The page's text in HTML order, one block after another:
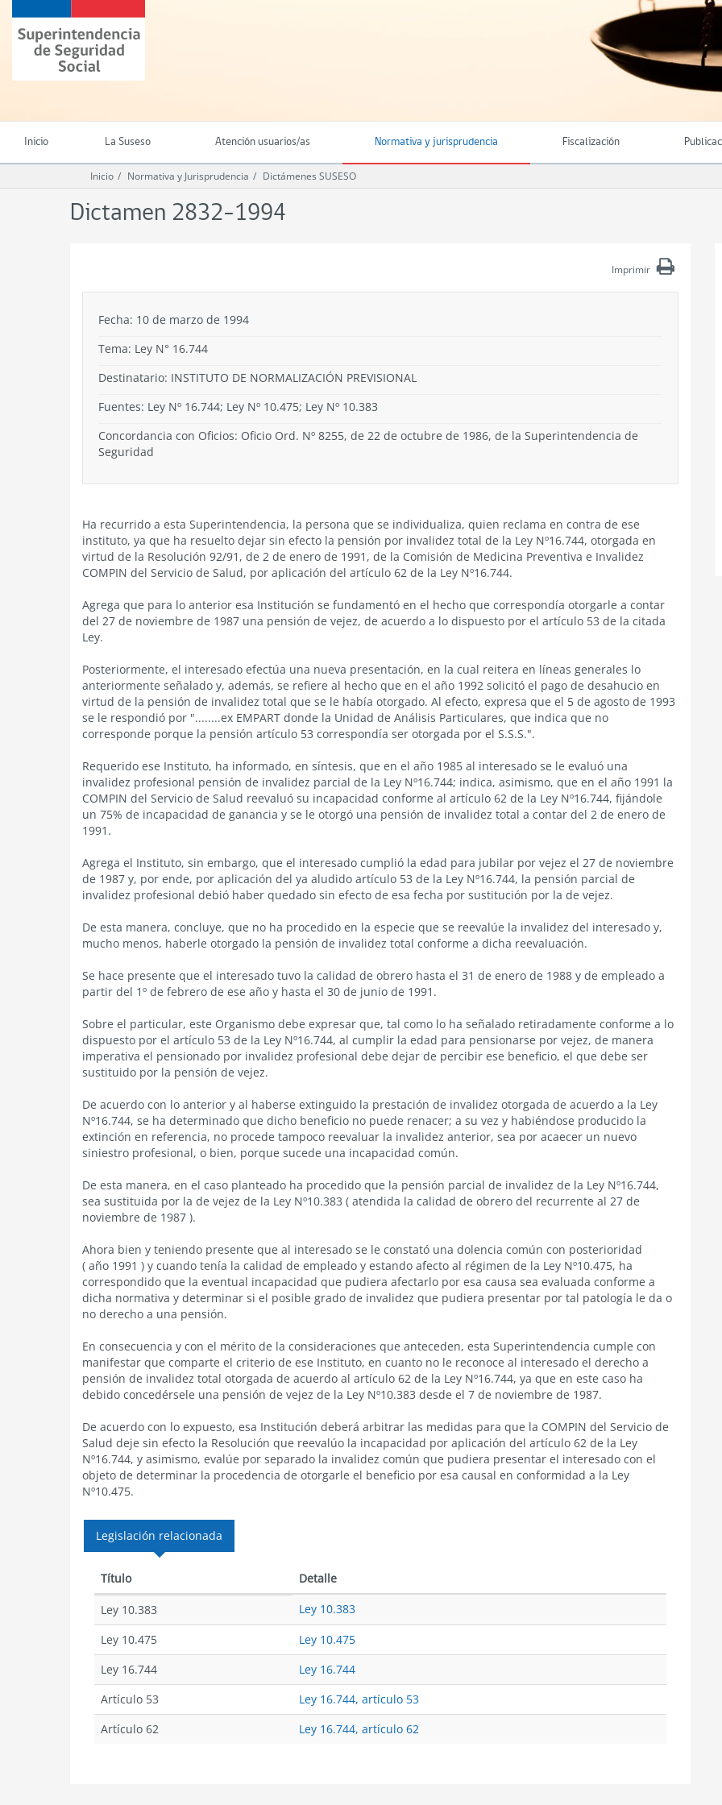
contenido
principal
Superintendencia
de
Seguridad
(SUSESO)
Chile
Inicio La Suseso Atención usuarios/as Normativa y jurisprudencia Fiscalización
Inicio Normativa y Jurisprudencia Dictámenes SUSESO
Dictamen 2832-1994
Imprimir
Fecha: 10 de marzo de 1994
Tema: Ley N° 16.744
Destinatario: INSTITUTO DE NORMALIZACIÓN PREVISIONAL
Fuentes: Ley Nº 16.744; Ley Nº 10.475; Ley Nº 10.383
Concordancia con Oficios: Oficio Ord. Nº 8255, de 22 de octubre de 1986, de la Superintendencia de
Seguridad
Ha recurrido a esta Superintendencia, la persona que se individualiza, quien reclama en contra de ese
instituto, ya que ha resuelto dejar sin efecto la pensión por invalidez total de la Ley Nº16.744, otorgada en
virtud de la Resolución 92/91, de 2 de enero de 1991, de la Comisión de Medicina Preventiva e Invalidez
COMPIN del Servicio de Salud, por aplicación del artículo 62 de la Ley Nº16.744.
Agrega que para lo anterior esa Institución se fundamentó en el hecho que correspondía otorgarle a contar
del 27 de noviembre de 1987 una pensión de vejez, de acuerdo a lo dispuesto por el artículo 53 de la citada
Ley.
Posteriormente, el interesado efectúa una nueva presentación, en la cual reitera en líneas generales lo
anteriormente señalado y, además, se refiere al hecho que en el año 1992 solicitó el pago de desahucio en
virtud de la pensión de invalidez total que se le había otorgado. Al efecto, expresa que el 5 de agosto de 1993
se le respondió por "........ex EMPART donde la Unidad de Análisis Particulares, que indica que no
corresponde porque la pensión artículo 53 correspondía ser otorgada por el S.S.S.".
Requerido ese Instituto, ha informado, en síntesis, que en el año 1985 al interesado se le evaluó una
invalidez profesional pensión de invalidez parcial de la Ley Nº16.744; indica, asimismo, que en el año 1991 la
COMPIN del Servicio de Salud reevaluó su incapacidad conforme al artículo 62 de la Ley Nº16.744, fijándole
un 75% de incapacidad de ganancia y se le otorgó una pensión de invalidez total a contar del 2 de enero de
1991.
Agrega el Instituto, sin embargo, que el interesado cumplió la edad para jubilar por vejez el 27 de noviembre
de 1987 y, por ende, por aplicación del ya aludido artículo 53 de la Ley Nº16.744, la pensión parcial de
invalidez profesional debió haber quedado sin efecto de esa fecha por sustitución por la de vejez.
De esta manera, concluye, que no ha procedido en la especie que se reevalúe la invalidez del interesado y,
mucho menos, haberle otorgado la pensión de invalidez total conforme a dicha reevaluación.
Se hace presente que el interesado tuvo la calidad de obrero hasta el 31 de enero de 1988 y de empleado a
partir del 1º de febrero de ese año y hasta el 30 de junio de 1991.
Sobre el particular, este Organismo debe expresar que, tal como lo ha señalado retiradamente conforme a lo
dispuesto por el artículo 53 de la Ley Nº16.744, al cumplir la edad para pensionarse por vejez, de manera
imperativa el pensionado por invalidez profesional debe dejar de percibir ese beneficio, el que debe ser
sustituido por la pensión de vejez.
De acuerdo con lo anterior y al haberse extinguido la prestación de invalidez otorgada de acuerdo a la Ley
Nº16.744, se ha determinado que dicho beneficio no puede renacer; a su vez y habiéndose producido la
extinción en referencia, no procede tampoco reevaluar la invalidez anterior, sea por acaecer un nuevo
siniestro profesional, o bien, porque sucede una incapacidad común.
De esta manera, en el caso planteado ha procedido que la pensión parcial de invalidez de la Ley Nº16.744,
sea sustituida por la de vejez de la Ley Nº10.383 ( atendida la calidad de obrero del recurrente al 27 de
noviembre de 1987 ).
Ahora bien y teniendo presente que al interesado se le constató una dolencia común con posterioridad
( año 1991 ) y cuando tenía la calidad de empleado y estando afecto al régimen de la Ley Nº10.475, ha
correspondido que la eventual incapacidad que pudiera afectarlo por esa causa sea evaluada conforme a
dicha normativa y determinar si el posible grado de invalidez que pudiera presentar por tal patología le da o
no derecho a una pensión.
En consecuencia y con el mérito de la consideraciones que anteceden, esta Superintendencia cumple con
manifestar que comparte el criterio de ese Instituto, en cuanto no le reconoce al interesado el derecho a
pensión de invalidez total otorgada de acuerdo al artículo 62 de la Ley Nº16.744, ya que en este caso ha
debido concedérsele una pensión de vejez de la Ley Nº10.383 desde el 7 de noviembre de 1987.
De acuerdo con lo expuesto, esa Institución deberá arbitrar las medidas para que la COMPIN del Servicio de
Salud deje sin efecto la Resolución que reevalúo la incapacidad por aplicación del artículo 62 de la Ley
Nº16.744, y asimismo, evalúe por separado la invalidez común que pudiera presentar el interesado con el
objeto de determinar la procedencia de otorgarle el beneficio por esa causal en conformidad a la Ley
Nº10.475.
Legislación relacionada
Título Detalle
Ley 10.383
Ley 10.383
Ley 10.475
Ley 10.475
Ley 16.744
Ley 16.744
Artículo 53
Ley 16.744, artículo 53
Artículo 62
Ley 16.744, artículo 62